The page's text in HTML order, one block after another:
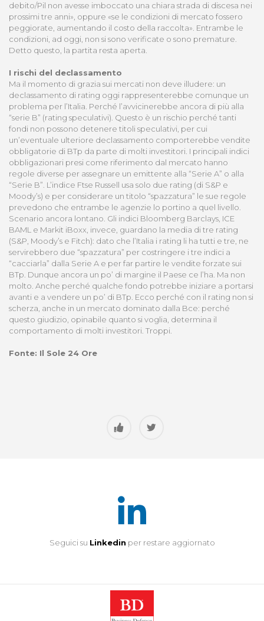
debito/Pil non avesse imboccato una chiara strada di discesa nei
prossimi tre anni», oppure «se le condizioni di mercato fossero
peggiorate, aumentando il costo della raccolta». Entrambe le
condizioni, ad oggi, non si sono verificate o sono premature.
Detto questo, la partita resta aperta.
I rischi del declassamento
Ma il momento di grazia sui mercati non deve illudere: un
declassamento di rating oggi rappresenterebbe comunque un
problema per l’Italia. Perché l’avvicinerebbe ancora di più alla
“serie B” (rating speculativi). Questo è un rischio perché tanti
fondi non possono detenere titoli speculativi, per cui
un’eventuale ulteriore declassamento comporterebbe vendite
obbligatorie di BTp da parte di molti investitori. I principali indici
obbligazionari presi come riferimento dal mercato hanno
regole diverse per assegnare un emittente alla “Serie A” o alla
“Serie B”. L’indice Ftse Russell usa solo due rating (di S&P e
Moody’s) e per considerare un titolo “spazzatura” le sue regole
prevedono che entrambe le agenzie lo portino a quel livello.
Scenario ancora lontano. Gli indici Bloomberg Barclays, ICE
BAML e Markit iBoxx, invece, guardano la media di tre rating
(S&P, Moody’s e Fitch): dato che l’Italia i rating li ha tutti e tre, ne
servirebbero due “spazzatura” per costringere i tre indici a
“cacciarla” dalla Serie A e per far partire le vendite forzate sui
BTp. Dunque ancora un po’ di margine il Paese ce l’ha. Ma non
molto. Anche perché qualche fondo potrebbe iniziare a portarsi
avanti e a vendere un po’ di BTp. Ecco perché con il rating non si
scherza, anche in un mercato dominato dalla Bce: perché
questo giudizio, opinabile quanto si voglia, determina il
comportamento di molti investitori. Troppi.
Fonte: Il Sole 24 Ore
Seguici su Linkedin per restare aggiornato